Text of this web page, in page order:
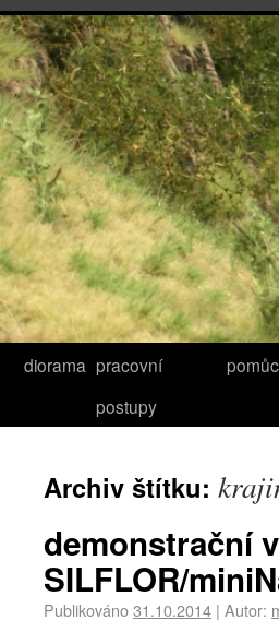
diorama pracovní
postupy
Archiv štítku:
demonstrační
SILFLOR/
Publikováno31.10.2014 | Autor: